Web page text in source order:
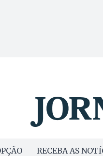
RECEBA AS